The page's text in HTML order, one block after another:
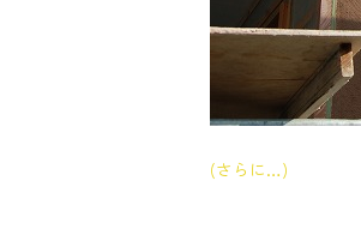
(さらに…)